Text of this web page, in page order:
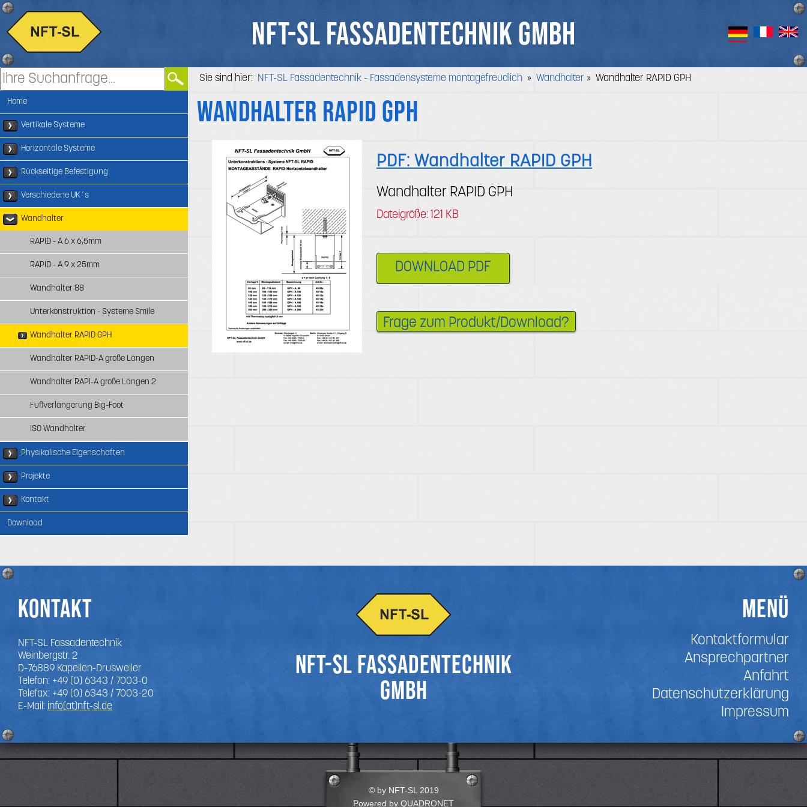
NFT-SL FASSADENTECHNIK GMBH
Home
Vertikale Systeme
Horizontale Systeme
Rückseitige Befestigung
Verschiedene UK´s
Wandhalter
RAPID - A 6 x 6,5mm
RAPID - A 9 x 25mm
Wandhalter 88
Unterkonstruktion - Systeme Smile
Wandhalter RAPID GPH
Wandhalter RAPID-A große Längen
Wandhalter RAPI-A große Längen 2
Fußverlängerung Big-Foot
ISO Wandhalter
Physikalische Eigenschaften
Projekte
Kontakt
Download
Sie sind hier: NFT-SL Fassadentechnik - Fassadensysteme montagefreudlich » Wandhalter » Wandhalter RAPID GPH
Wandhalter RAPID GPH
PDF: Wandhalter RAPID GPH
Wandhalter RAPID GPH
Dateigröße: 121 KB
DOWNLOAD PDF
Per Mausklick herunterladen
Dateigröße: 121 KB
Frage zum Produkt/Download?
NFT-SL FASSADENTECHNIK
GMBH
Menü
Kontaktformular
Ansprechpartner
Anfahrt
Datenschutzerklärung
Impressum
Kontakt
NFT-SL Fassadentechnik
Weinbergstr. 2
D-76889 Kapellen-Drusweiler
Telefon: +49 (0) 6343 / 7003-0
Telefax: +49 (0) 6343 / 7003-20
E-Mail: info(at)nft-sl.de
© by NFT-SL 2019
Powered by QUADRONET